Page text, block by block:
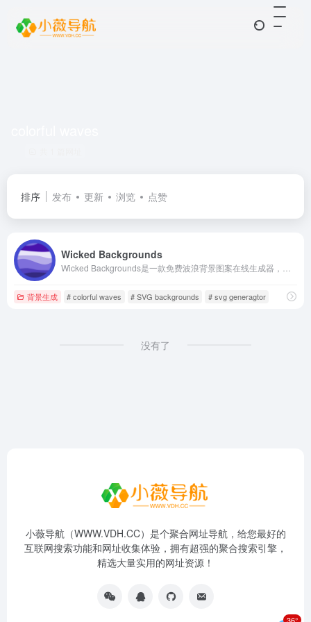
排序 发布 更新 浏览 点赞
Wicked Backgrounds
背景生成 # colorful waves # SVG backgrounds # svg generagtor
没有了
小薇导航（WWW.VDH.CC）是个聚合网址导航，给您最好的
互联网搜索功能和网址收集体验，拥有超强的聚合搜索引擎，
精选大量实用的网址资源！